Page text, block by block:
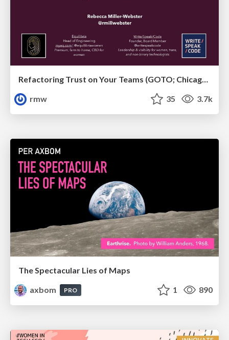
Refactoring Trust on Your Teams (GOTO; Chicago 2020)
rmw
35 3.7k
The Spectacular Lies of Maps
axbom
PRO 1 890